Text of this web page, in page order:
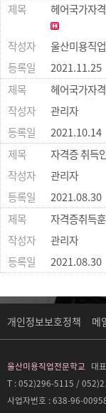
헤어국가자
울산미용직
2021.11.25
헤어국가자
관리자
2021.10.14
자격증 취득
관리자
2021.08.30
자격증취득
관리자
2021.08.30
개인정보보호정책 메
울산미용직업전문학교 대
T : 052)296-5115 /
사업자번호 :638-96-